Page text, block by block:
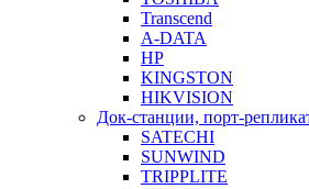
Transcend
A-DATA
HP
KINGSTON
HIKVISION
Док-станции, порт-
SATECHI
SUNWIND
TRIPPLITE